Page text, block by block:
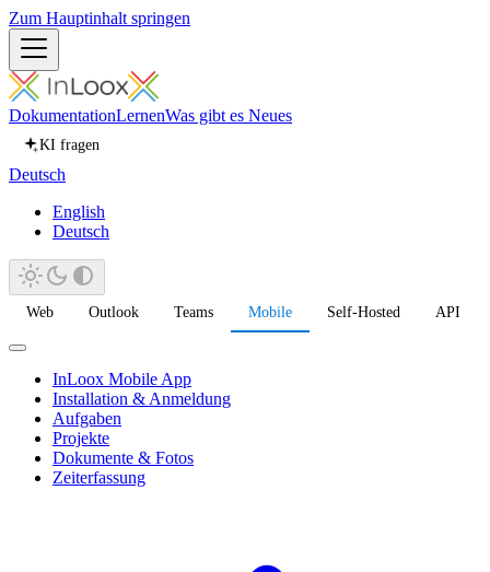
Zum Hauptinhalt springen
DokumentationLernenWas gibt es Neues
KI fragen
Deutsch
English
Deutsch
Web Outlook Teams Mobile Self-Hosted API
InLoox Mobile App
Installation & Anmeldung
Aufgaben
Projekte
Dokumente & Fotos
Zeiterfassung